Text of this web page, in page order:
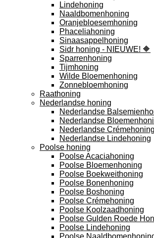
Lindehoning
Naaldbomenhoning
Oranjebloesemhoning
Phaceliahoning
Sinaasappelhoning
Sidr honing - NIEUWE! 🔶
Sparrenhoning
Tijmhoning
Wilde Bloemenhoning
Zonnebloemhoning
Raathoning
Nederlandse honing
Nederlandse
Nederlandse
Nederlandse Crémehoning
Nederlandse Lindehoning
Poolse honing
Poolse Acaciahoning
Poolse Bloemenhoning
Poolse Boekweithoning
Poolse Bonenhoning
Poolse Boshoning
Poolse Crémehoning
Poolse Koolzaadhoning
Poolse Gulden Roede
Poolse Lindehoning